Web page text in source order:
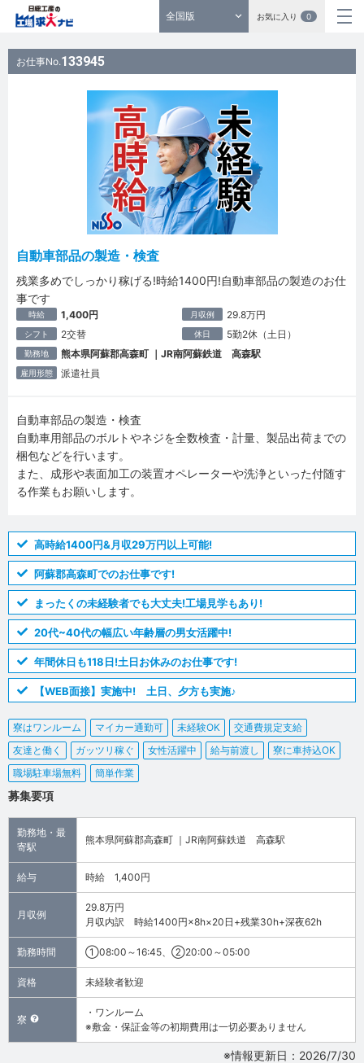
全国版 お気に入り 0
お仕事No.133945
自動車部品の製造・検査
残業多めでしっかり稼げる!時給1400円!自動車部品の製造のお仕
事です
時給 1,400円 月収例 29.8万円
シフト 2交替 休日 5勤2休（土日）
勤務地 熊本県阿蘇郡高森町 ｜JR南阿蘇鉄道 高森駅
雇用形態 派遣社員
自動車部品の製造・検査
自動車用部品のボルトやネジを全数検査・計量、製品出荷までの
梱包などを行います。
また、成形や表面加工の装置オペレーターや洗浄といった付随す
る作業もお願いします。
高時給1400円&月収29万円以上可能!
阿蘇郡高森町でのお仕事です!
まったくの未経験者でも大丈夫!工場見学もあり!
20代~40代の幅広い年齢層の男女活躍中!
年間休日も118日!土日お休みのお仕事です!
【WEB面接】実施中! 土日、夕方も実施♪
寮はワンルーム マイカー通勤可 未経験OK
交通費規定支給
友達と働く
ガッツリ稼ぐ 女性活躍中 給与前渡し
寮に車持込OK
職場駐車場無料
簡単作業
募集要項
勤務地・最
寄駅
熊本県阿蘇郡高森町 ｜JR南阿蘇鉄道 高森駅
給与 時給 1,400円
月収例
29.8万円
月収内訳 時給1400円×8h×20日+残業30h+深夜62h
勤務時間 ①08:00～16:45、②20:00～05:00
資格 未経験者歓迎
寮
・ワンルーム
※敷金・保証金等の初期費用は一切必要ありません
※情報更新日：2026/7/30